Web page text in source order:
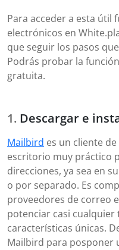
Para acceder a esta útil
electrónicos en
que seguir los pasos
Podrás probar la
gratuita.
Descargar e
Mailbird es un cliente
escritorio muy práctico
direcciones, ya sea en
o por separado. Es
proveedores de correo
potenciar casi cualquier
características únicas.
Mailbird para posponer